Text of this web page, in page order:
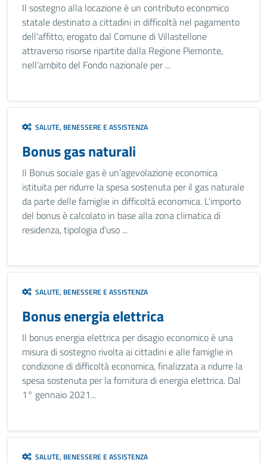
Il sostegno alla locazione è un contributo economico
statale destinato a cittadini in difficoltà nel pagamento
dell'affitto, erogato dal Comune di Villastellone
attraverso risorse ripartite dalla Regione Piemonte,
nell’ambito del Fondo nazionale per ...
SALUTE, BENESSERE E ASSISTENZA
Bonus gas naturali
Il Bonus sociale gas è un’agevolazione economica
istituita per ridurre la spesa sostenuta per il gas naturale
da parte delle famiglie in difficoltà economica. L'importo
del bonus è calcolato in base alla zona climatica di
residenza, tipologia d’uso ...
SALUTE, BENESSERE E ASSISTENZA
Bonus energia elettrica
Il bonus energia elettrica per disagio economico è una
misura di sostegno rivolta ai cittadini e alle famiglie in
condizione di difficoltà economica, finalizzata a ridurre la
spesa sostenuta per la fornitura di energia elettrica. Dal
1° gennaio 2021...
SALUTE, BENESSERE E ASSISTENZA